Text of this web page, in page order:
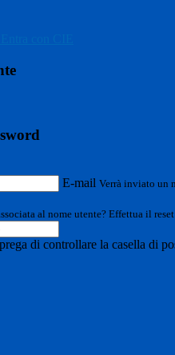
E-mail Verrà inviato un
al nome utente? Effettua il
di controllare la casella di